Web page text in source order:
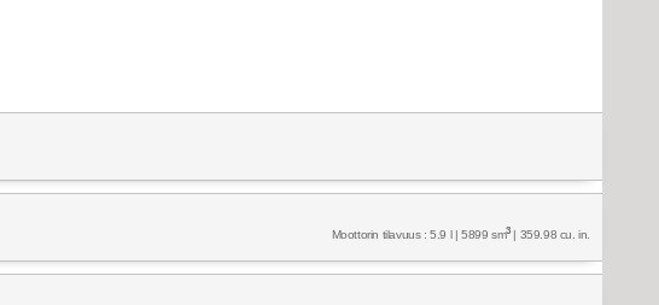
Moottorin tilavuus : 5.9 l | 5899 sm3| 359.98 cu. in.